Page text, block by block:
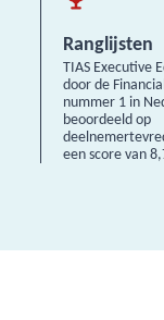
Ranglijsten
TIAS Executive
door de
nummer 1 in
beoordeeld op
een score van